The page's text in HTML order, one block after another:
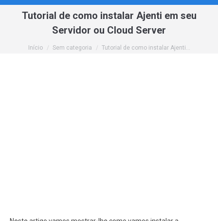
Tutorial de como instalar Ajenti em seu
Servidor ou Cloud Server
Você está aqui:
Início Sem categoria Tutorial de como instalar Ajenti…